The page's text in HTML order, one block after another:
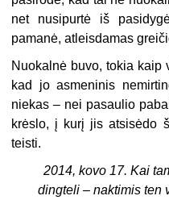
net nusipurtė iš
pamanė, atleisdamas
Nuokalnė buvo, tokia kaip
kad jo asmeninis
niekas – nei pasaulio
krėslo, į kurį jis atsisėdo
teisti.
2014, kovo 17. Kai
dingteli – naktimis ten